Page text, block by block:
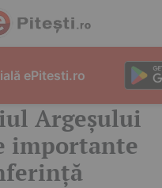
Argeșului
importante
ePitesti.ro